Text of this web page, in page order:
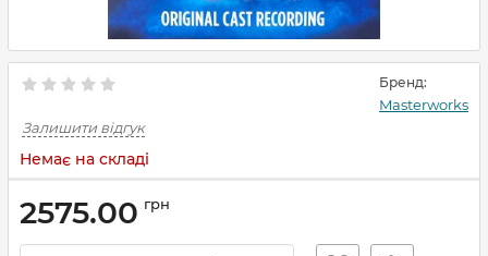
Бренд:
Masterworks
Залишити відгук
Немає на складі
2575.00 грн